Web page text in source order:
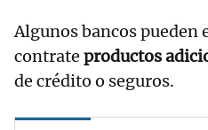
Algunos bancos pueden
contrate productos
de crédito o seguros.